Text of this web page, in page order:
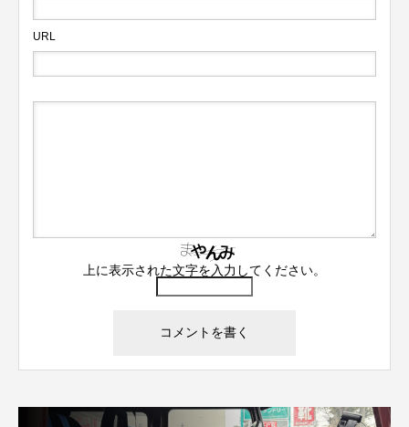
URL
上に表示された文字を入力してください。